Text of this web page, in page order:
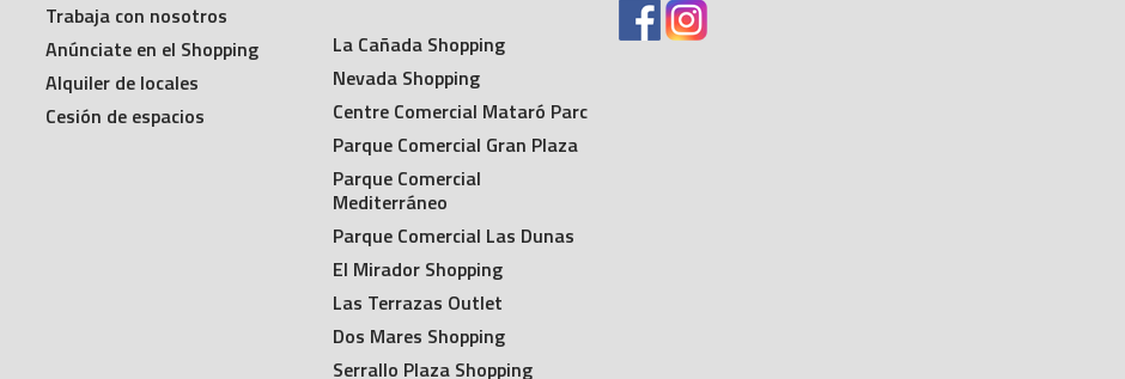
Trabaja con nosotros
Anúnciate en el Shopping
Alquiler de locales
Cesión de espacios
La Cañada Shopping
Nevada Shopping
Centre Comercial Mataró Parc
Parque Comercial Gran Plaza
Parque Comercial
Mediterráneo
Parque Comercial Las Dunas
El Mirador Shopping
Las Terrazas Outlet
Dos Mares Shopping
Serrallo Plaza Shopping